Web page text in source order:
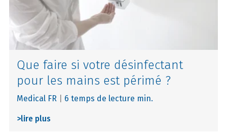
Que faire si votre désinfectant
pour les mains est périmé ?
Medical FR 6 temps de lecture min.
>lire plus